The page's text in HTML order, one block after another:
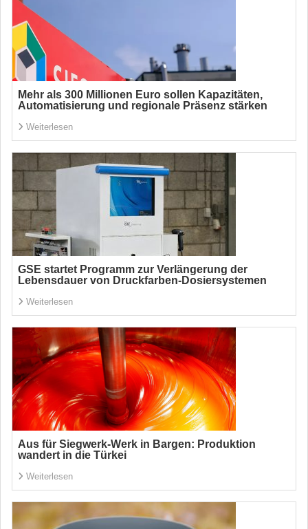
Mehr als 300 Millionen Euro sollen Kapazitäten,
Automatisierung und regionale Präsenz stärken
Weiterlesen
GSE startet Programm zur Verlängerung der
Lebensdauer von Druckfarben-Dosiersystemen
Weiterlesen
Aus für Siegwerk-Werk in Bargen: Produktion
wandert in die Türkei
Weiterlesen